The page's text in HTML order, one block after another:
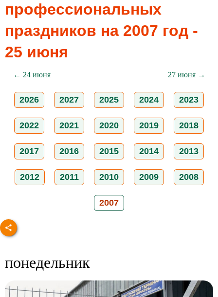
профессиональных
праздников на 2007 год -
25 июня
← 24 июня 27 июня →
2026 2027 2025 2024 2023
2022 2021 2020 2019 2018
2017 2016 2015 2014 2013
2012 2011 2010 2009 2008
2007
понедельник